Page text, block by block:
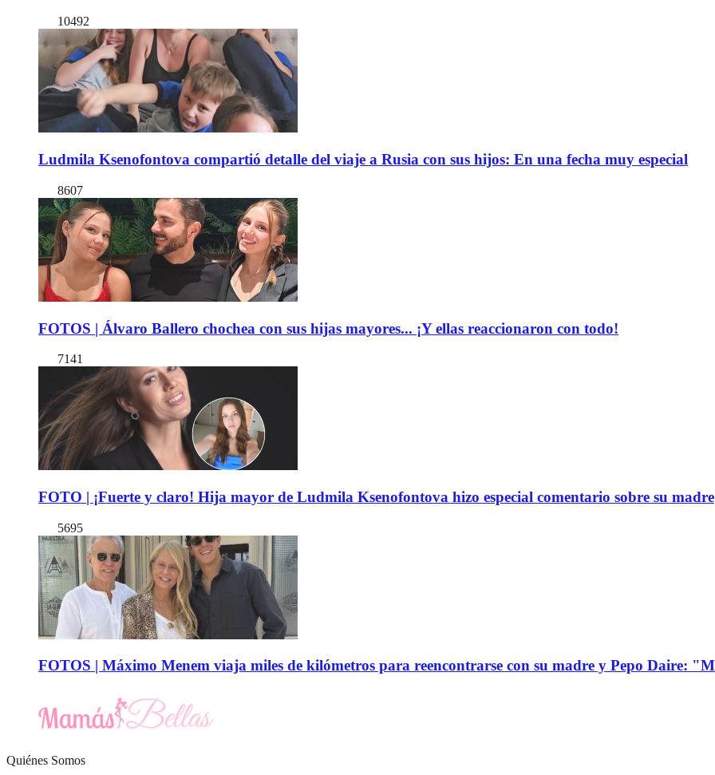
10492
Ludmila Ksenofontova compartió detalle del viaje a Rusia con sus hijos: En una fecha muy especial
8607
FOTOS | Álvaro Ballero chochea con sus hijas mayores... ¡Y ellas reaccionaron con todo!
7141
FOTO | ¡Fuerte y claro! Hija mayor de Ludmila Ksenofontova hizo especial comentario sobre su madre
5695
FOTOS | Máximo Menem viaja miles de kilómetros para reencontrarse con su madre y Pepo Daire:
Quiénes Somos